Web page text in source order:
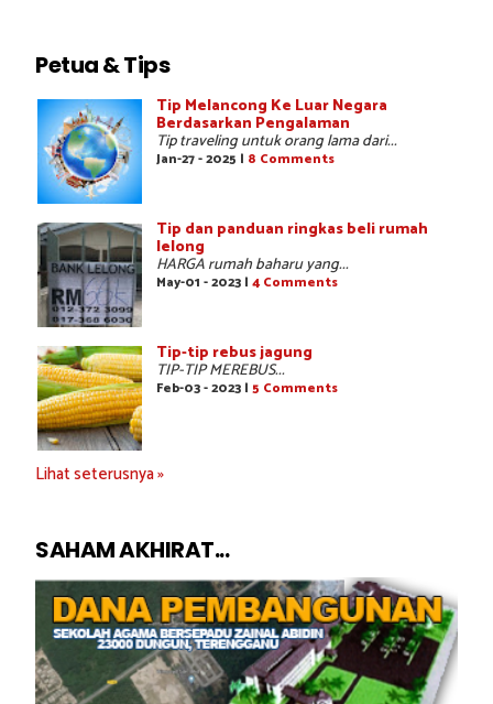
Petua & Tips
Tip Melancong Ke Luar Negara
Berdasarkan Pengalaman
Tip traveling untuk orang lama dari...
Jan-27 - 2025 | 8 Comments
Tip dan panduan ringkas beli rumah
lelong
HARGA rumah baharu yang...
May-01 - 2023 | 4 Comments
Tip-tip rebus jagung
TIP-TIP MEREBUS...
Feb-03 - 2023 | 5 Comments
Lihat seterusnya »
SAHAM AKHIRAT...